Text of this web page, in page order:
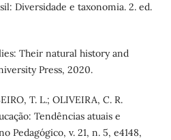
Diversidade e taxonomia. 2. ed.
Their natural history and
Press, 2020.
T. L.; OLIVEIRA, C. R.
Tendências atuais e
Pedagógico, v. 21, n. 5, e4148,